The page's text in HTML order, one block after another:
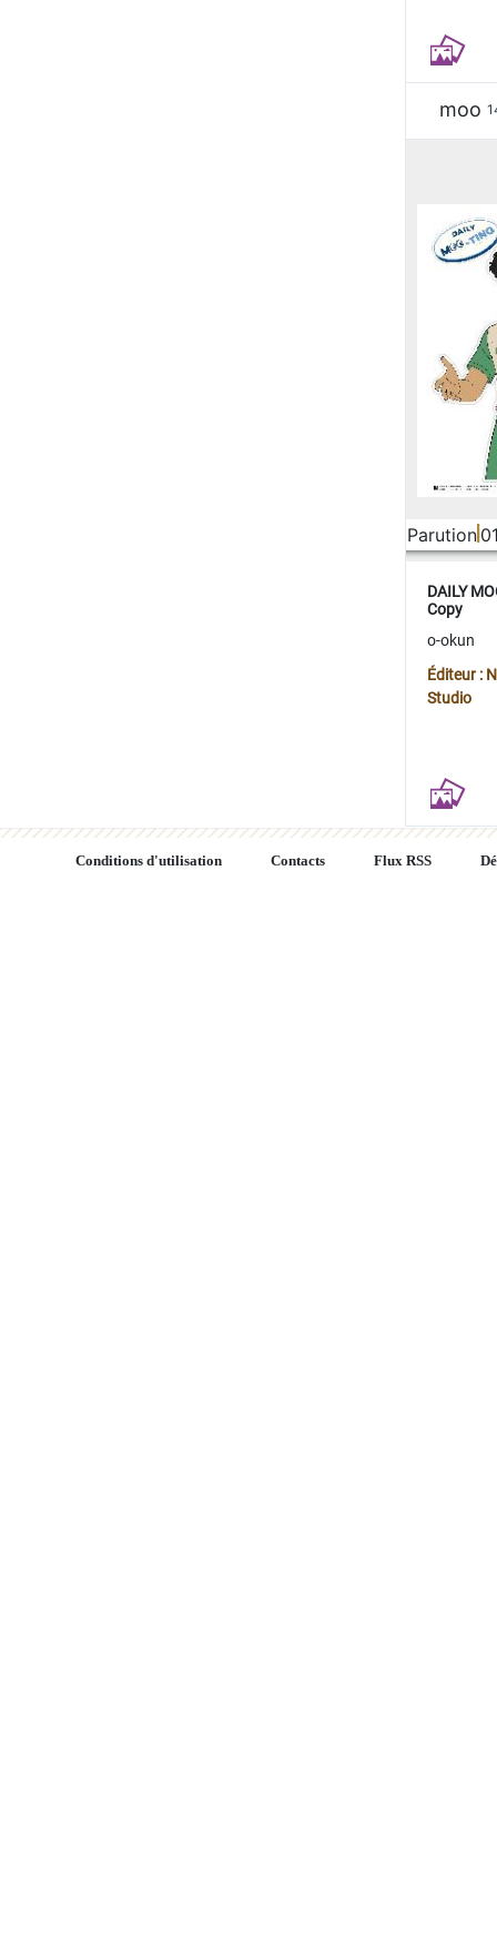
moo
Parution
DAILY
Copy
o-okun
Éditeur :
Studio
Conditions d'utilisation Contacts Flux RSS